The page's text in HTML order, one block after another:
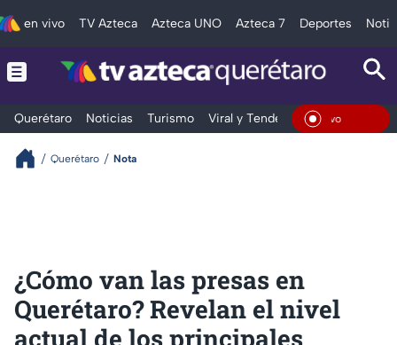
en vivo TV Azteca Azteca UNO Azteca 7 Deportes
Querétaro Noticias Turismo Viral y Tendencia Clima En
Querétaro Nota
¿Cómo van las presas en
Querétaro? Revelan el nivel
actual de los principales